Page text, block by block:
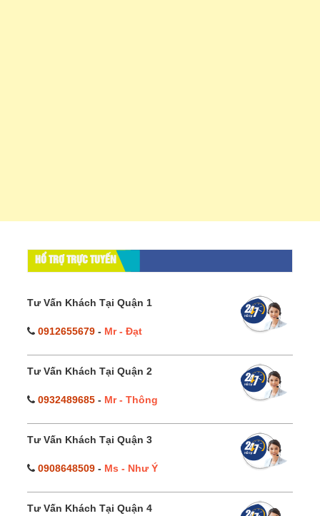
HỔ TRỢ TRỰC TUYẾN
Tư Vấn Khách Tại Quận 1
0912655679 - Mr - Đạt
Tư Vấn Khách Tại Quận 2
0932489685 - Mr - Thông
Tư Vấn Khách Tại Quận 3
0908648509 - Ms - Như Ý
Tư Vấn Khách Tại Quận 4